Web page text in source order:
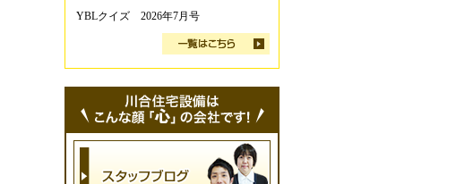
YBLクイズ 2026年7月号